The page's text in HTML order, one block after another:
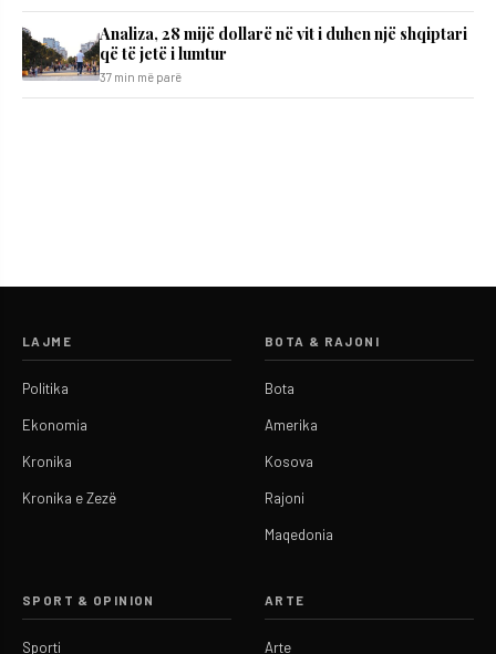
Analiza, 28 mijë dollarë në vit i duhen një shqiptari
që të jetë i lumtur
37 min më parë
LAJME
Politika
Ekonomia
Kronika
Kronika e Zezë
BOTA & RAJONI
Bota
Amerika
Kosova
Rajoni
Maqedonia
SPORT & OPINION
Sporti
ARTE
Arte